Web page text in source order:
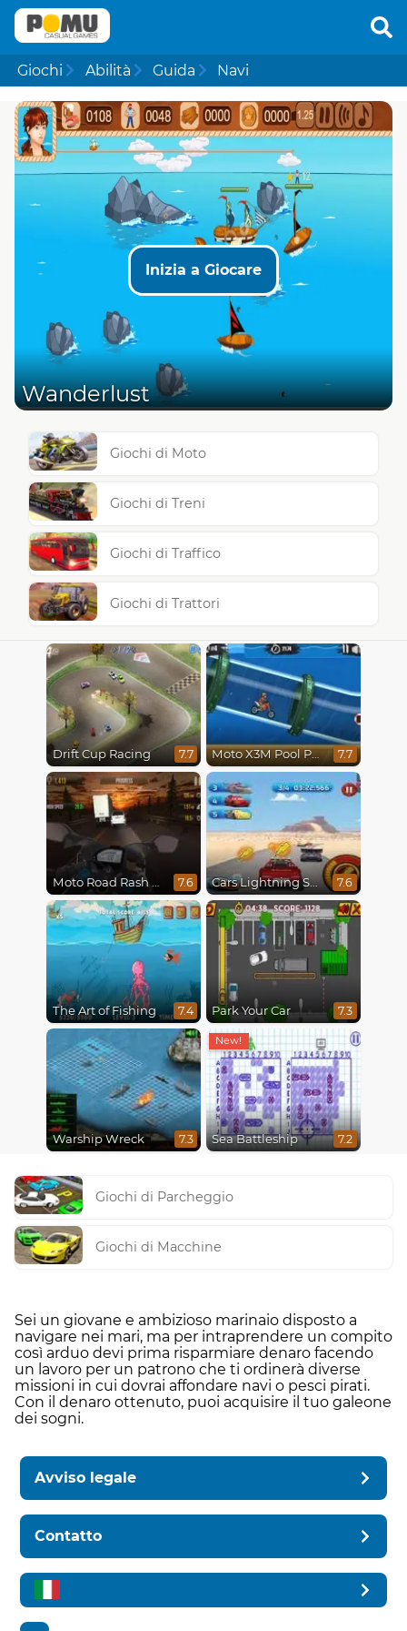
Giochi Abilità Guida Navi
Inizia a Giocare
Wanderlust
Giochi di Moto
Giochi di Treni
Giochi di Traffico
Giochi di Trattori
Drift Cup Racing 7.7 Moto X3M Pool Party 7.7
Moto Road Rash 3D 7.6 Cars Lightning Speed 7.6
The Art of Fishing 7.4 Park Your Car 7.3
Warship Wreck 7.3 Sea Battleship 7.2
Giochi di Parcheggio
Giochi di Macchine
Sei un giovane e ambizioso marinaio disposto a
navigare nei mari, ma per intraprendere un compito
così arduo devi prima risparmiare denaro facendo
un lavoro per un patrono che ti ordinerà diverse
missioni in cui dovrai affondare navi o pesci pirati.
Con il denaro ottenuto, puoi acquisire il tuo galeone
dei sogni.
Avviso legale
Contatto